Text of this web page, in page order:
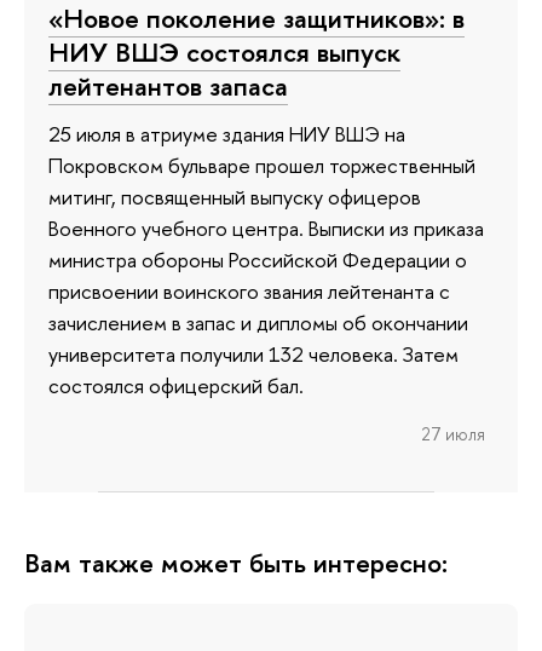
«Новое поколение защитников»: в
НИУ ВШЭ состоялся выпуск
лейтенантов запаса
25 июля в атриуме здания НИУ ВШЭ на
Покровском бульваре прошел торжественный
митинг, посвященный выпуску офицеров
Военного учебного центра. Выписки из приказа
министра обороны Российской Федерации о
присвоении воинского звания лейтенанта с
зачислением в запас и дипломы об окончании
университета получили 132 человека. Затем
состоялся офицерский бал.
27 июля
Вам также может быть интересно: